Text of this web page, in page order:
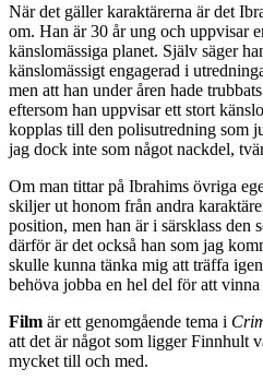
När det gäller karaktärerna är det
om. Han är 30 år ung och uppvisar
känslomässiga planet. Själv säger
känslomässigt engagerad i
men att han under åren hade
eftersom han uppvisar ett stort
kopplas till den polisutredning som
jag dock inte som något nackdel,
Om man tittar på Ibrahims övriga
skiljer ut honom från andra
position, men han är i särsklass den
därför är det också han som jag
skulle kunna tänka mig att träffa
behöva jobba en hel del för att
Film är ett genomgående tema i
att det är något som ligger Finnhult
mycket till och med.